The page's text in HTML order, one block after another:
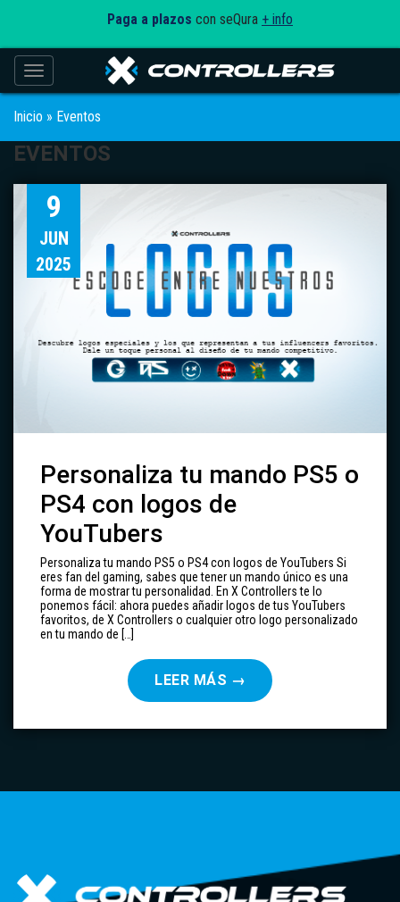
Paga a plazos con seQura + info
Toggle navigation
Inicio » Eventos
EVENTOS
9
JUN
2025
Personaliza tu mando PS5 o
PS4 con logos de
YouTubers
Personaliza tu mando PS5 o PS4 con logos de YouTubers Si
eres fan del gaming, sabes que tener un mando único es una
forma de mostrar tu personalidad. En X Controllers te lo
ponemos fácil: ahora puedes añadir logos de tus YouTubers
favoritos, de X Controllers o cualquier otro logo personalizado
en tu mando de […]
LEER MÁS →